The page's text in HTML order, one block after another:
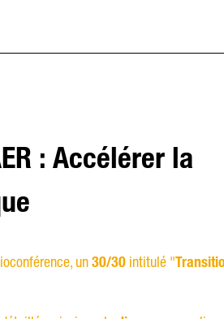
: Accélérer la
un30/30 intitulé "